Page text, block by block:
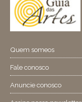
Quem someos
Fale conosco
Anuncie conosco